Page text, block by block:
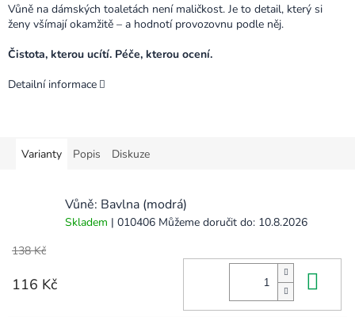
Vůně na dámských toaletách není maličkost. Je to detail, který si
ženy všímají okamžitě – a hodnotí provozovnu podle něj.
Čistota, kterou ucítí. Péče, kterou ocení.
Detailní informace
Varianty Popis Diskuze
Vůně: Bavlna (modrá)
Skladem | 010406 Můžeme doručit do: 10.8.2026
138 Kč
116 Kč